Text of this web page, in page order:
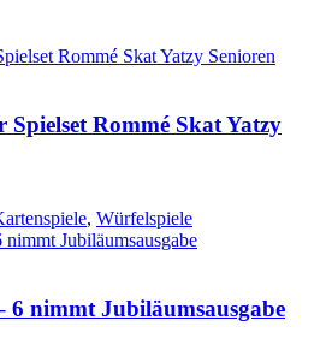
Spielset Rommé Skat Yatzy
, Würfelspiele
6 nimmt Jubiläumsausgabe